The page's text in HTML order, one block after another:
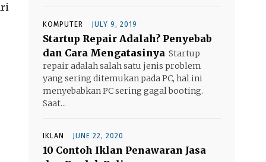
KOMPUTER JULY 9, 2019
Startup Repair Adalah? Penyebab
dan Cara Mengatasinya Startup
repair adalah salah satu jenis problem
yang sering ditemukan pada PC, hal ini
menyebabkan PC sering gagal booting.
Saat...
IKLAN JUNE 22, 2020
10 Contoh Iklan Penawaran Jasa